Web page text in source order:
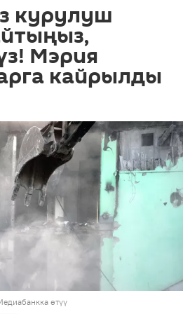
курулуш
Мэрия
кайрылды
өтүү